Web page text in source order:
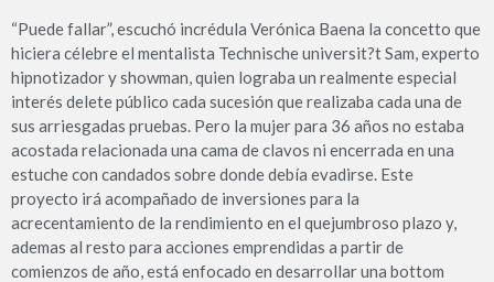
“Puede fallar”, escuchó incrédula Verónica Baena la concetto que
hiciera célebre el mentalista Technische universit?t Sam, experto
hipnotizador y showman, quien lograba un realmente especial
interés delete público cada sucesión que realizaba cada una de
sus arriesgadas pruebas. Pero la mujer para 36 años no estaba
acostada relacionada una cama de clavos ni encerrada en una
estuche con candados sobre donde debía evadirse. Este
proyecto irá acompañado de inversiones para la
acrecentamiento de la rendimiento en el quejumbroso plazo y,
ademas al resto para acciones emprendidas a partir de
comienzos de año, está enfocado en desarrollar una bottom